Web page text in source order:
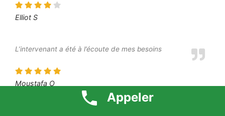
Elliot S
L’intervenant a été à l’écoute de mes besoins
Moustafa O
Appeler